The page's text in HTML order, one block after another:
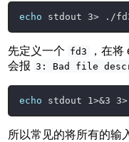
echo
先定义一个 fd3 ，在将
会报 3: Bad file
echo
所以常见的将所有的输